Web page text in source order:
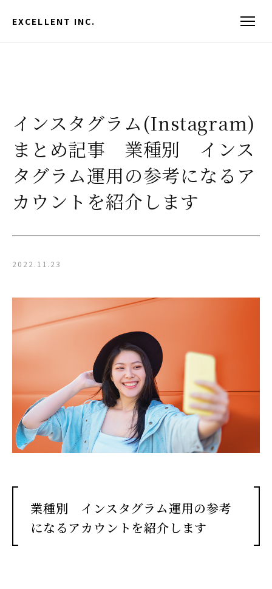
EXCELLENT INC.
インスタグラム(Instagram)
まとめ記事 業種別 インス
タグラム運用の参考になるア
カウントを紹介します
2022.11.23
業種別 インスタグラム運用の参考
になるアカウントを紹介します